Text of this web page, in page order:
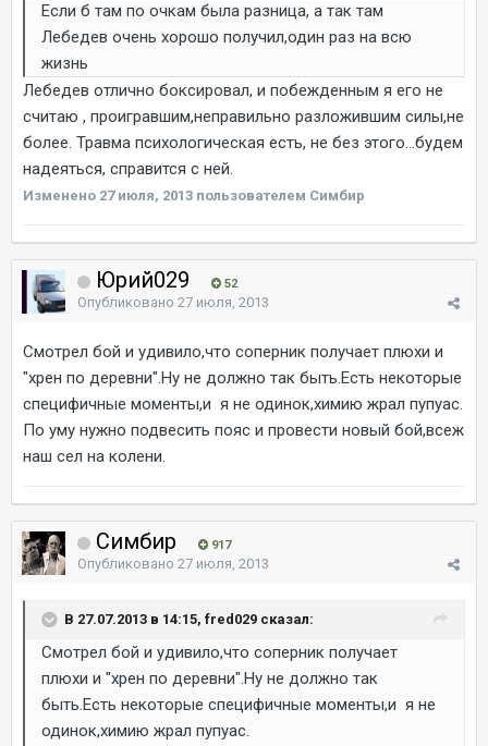
Если б там по очкам была разница, а так там
Лебедев очень хорошо получил,один раз на всю
жизнь
Лебедев отлично боксировал, и побежденным я его не
считаю , проигравшим,неправильно разложившим силы,не
более. Травма психологическая есть, не без этого...будем
надеяться, справится с ней.
Изменено 27 июля, 2013 пользователем Симбир
Юрий029 52
Опубликовано 27 июля, 2013
Смотрел бой и удивило,что соперник получает плюхи и
"хрен по деревни".Ну не должно так быть.Есть некоторые
специфичные моменты,и я не одинок,химию жрал пупуас.
По уму нужно подвесить пояс и провести новый бой,всеж
наш сел на колени.
Симбир 917
Опубликовано 27 июля, 2013
В 27.07.2013 в 14:15, fred029 сказал:
Смотрел бой и удивило,что соперник получает
плюхи и "хрен по деревни".Ну не должно так
быть.Есть некоторые специфичные моменты,и я не
одинок,химию жрал пупуас.